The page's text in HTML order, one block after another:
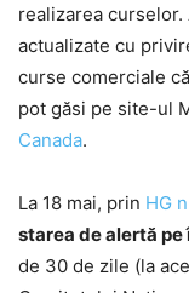
realizarea
actualizate cu
curse comerciale
pot găsi pe site-ul
Canada.
La 18 mai, prin HG
starea de alertă
de 30 de zile (la